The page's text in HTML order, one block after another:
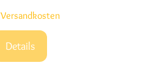
Versandkosten
Details